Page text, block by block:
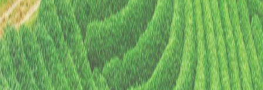
Pengarang
Subyek